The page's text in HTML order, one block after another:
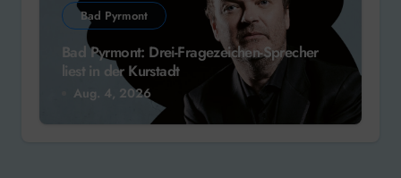
Bad Pyrmont
Bad Pyrmont: Drei-Fragezeichen-Sprecher
liest in der Kurstadt
Aug. 4, 2026